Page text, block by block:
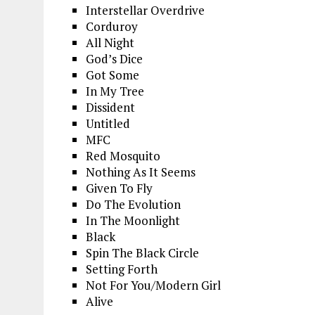
Interstellar Overdrive
Corduroy
All Night
God’s Dice
Got Some
In My Tree
Dissident
Untitled
MFC
Red Mosquito
Nothing As It Seems
Given To Fly
Do The Evolution
In The Moonlight
Black
Spin The Black Circle
Setting Forth
Not For You/Modern Girl
Alive